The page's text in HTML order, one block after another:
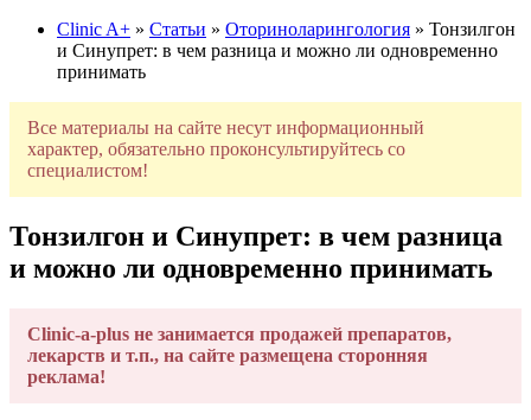
Clinic A+ » Статьи » Оториноларингология » Тонзилгон
и Синупрет: в чем разница и можно ли одновременно
принимать
Все материалы на сайте несут информационный
характер, обязательно проконсультируйтесь со
специалистом!
Тонзилгон и Синупрет: в чем разница
и можно ли одновременно принимать
Clinic-a-plus не занимается продажей препаратов,
лекарств и т.п., на сайте размещена сторонняя
реклама!